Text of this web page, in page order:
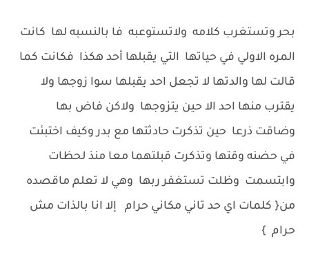
بحر وتستغرب كلامه ولاتستوعبه فا بالنسبه لها كانت
المره الاولي في حياتها التي يقبلها أحد هكذا فكانت كما
قالت لها والدتها لا تجعل احد يقبلها سوا زوجها ولا
يقترب منها احد الا حين يتزوجها ولاكن فاض بها
وضاقت ذرعا حين تذكرت حادثتها مع بدر وكيف اختبئت
في حضنه وقتها وتذكرت قبلتهما معا منذ لحظات
وابتسمت وظلت تستغفر ربها وهي لا تعلم ماقصده
من{ كلمات اي حد تاني مكاني حرام إلا انا بالذات مش
حرام }